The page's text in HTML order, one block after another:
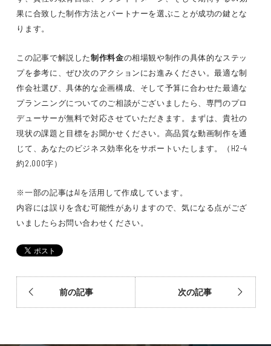
果に合致した制作方法とパートナーを選ぶことが成功の鍵とな
ります。
この記事で解説した制作料金の相場観や制作の具体的なステッ
プを参考に、ぜひ次のアクションにお進みください。最適な制
作会社選び、具体的な企画構成、そして予算に合わせた最適な
プランニングについてのご相談がございましたら、専門のプロ
デューサーが無料で対応させていただきます。まずは、貴社の
現状の課題と目標をお聞かせください。高品質な動画制作を通
じて、あなたのビジネス効率化をサポートいたします。（H2-4
約2,000字）
※一部の記事はAIを活用して作成しています。
内容には誤りを含む可能性がありますので、気になる点がござ
いましたらお問い合わせください。
前の記事 次の記事